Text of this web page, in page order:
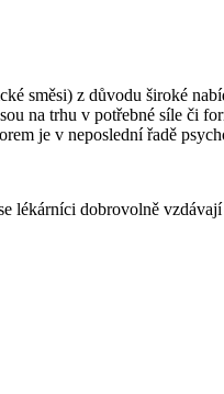
směsi) z důvodu široké
na trhu v potřebné síle či
je v neposlední řadě
lékárníci dobrovolně